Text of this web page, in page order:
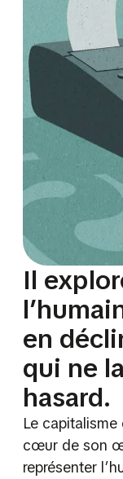
Il
en
qui ne
hasard.
Le
cœur de son
représenter